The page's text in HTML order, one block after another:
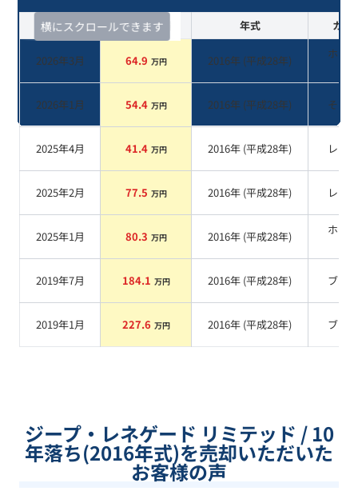
横にスクロールできます
査定時期 セルカ実績 年式 カラ
2026年3月 64.9 万円 2016年 (平成28年)
ホワ
2026年1月 54.4 万円 2016年 (平成28年) その他
2025年4月 41.4 万円 2016年 (平成28年) レッド
2025年2月 77.5 万円 2016年 (平成28年) レッド
2025年1月 80.3 万円 2016年 (平成28年)
ホワ
2019年7月 184.1 万円 2016年 (平成28年) ブルー
2019年1月 227.6 万円 2016年 (平成28年) ブルー
ジープ・レネゲード リミテッド / 10
年落ち(2016年式)を売却いただいた
お客様の声